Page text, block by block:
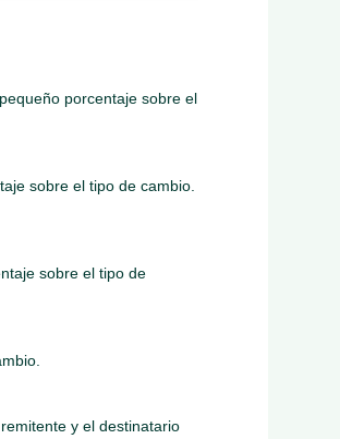
porcentaje sobre el
sobre el tipo de cambio.
sobre el tipo de
y el destinatario